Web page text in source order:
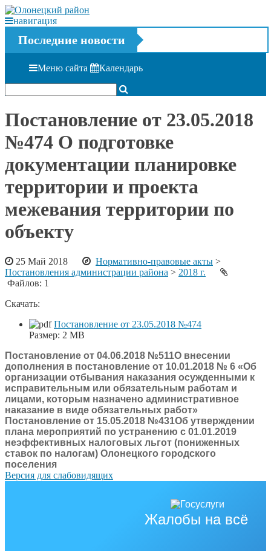
навигация
Последние новости
Меню сайта Календарь
Постановление от 23.05.2018
№474 О подготовке
документации планировке
территории и проекта
межевания территории по
объекту
25 Май 2018 Нормативно-правовые акты >
Постановления администрации района > 2018 г.
Файлов: 1
Скачать:
Постановление от 23.05.2018 №474
Размер: 2 MB
Постановление от 04.06.2018 №511О внесении
дополнения в постановление от 10.01.2018 № 6 «Об
организации отбывания наказания осужденными к
исправительным или обязательным работам и
лицами, которым назначено административное
наказание в виде обязательных работ»
Постановление от 15.05.2018 №431Об утверждении
плана мероприятий по устранению с 01.01.2019
неэффективных налоговых льгот (пониженных
ставок по налогам) Олонецкого городского
поселения
Версия для слабовидящих
Жалобы на всё